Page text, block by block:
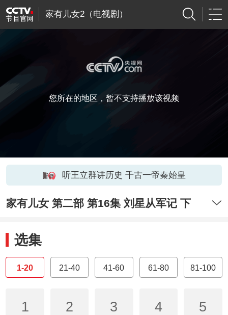
家有儿女2（电视剧）
您所在的地区，暂不支持播放该视频
听王立群讲历史 千古一帝秦始皇
家有儿女 第二部 第16集 刘星从军记 下
选集
1-20 21-40 41-60 61-80 81-100
1 2 3 4 5